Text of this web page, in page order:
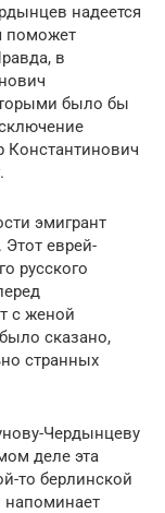
надеется
поможет
в
было бы
Константинович
эмигрант
еврей-
русского
с женой
сказано,
странных
Чердынцеву
деле эта
то берлинской
напоминает